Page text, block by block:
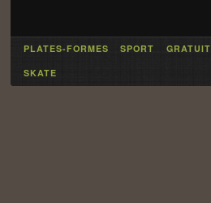
PLATES-FORMES SPORT GRATUIT
SKATE